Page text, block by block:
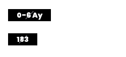
0-6 Ay
183